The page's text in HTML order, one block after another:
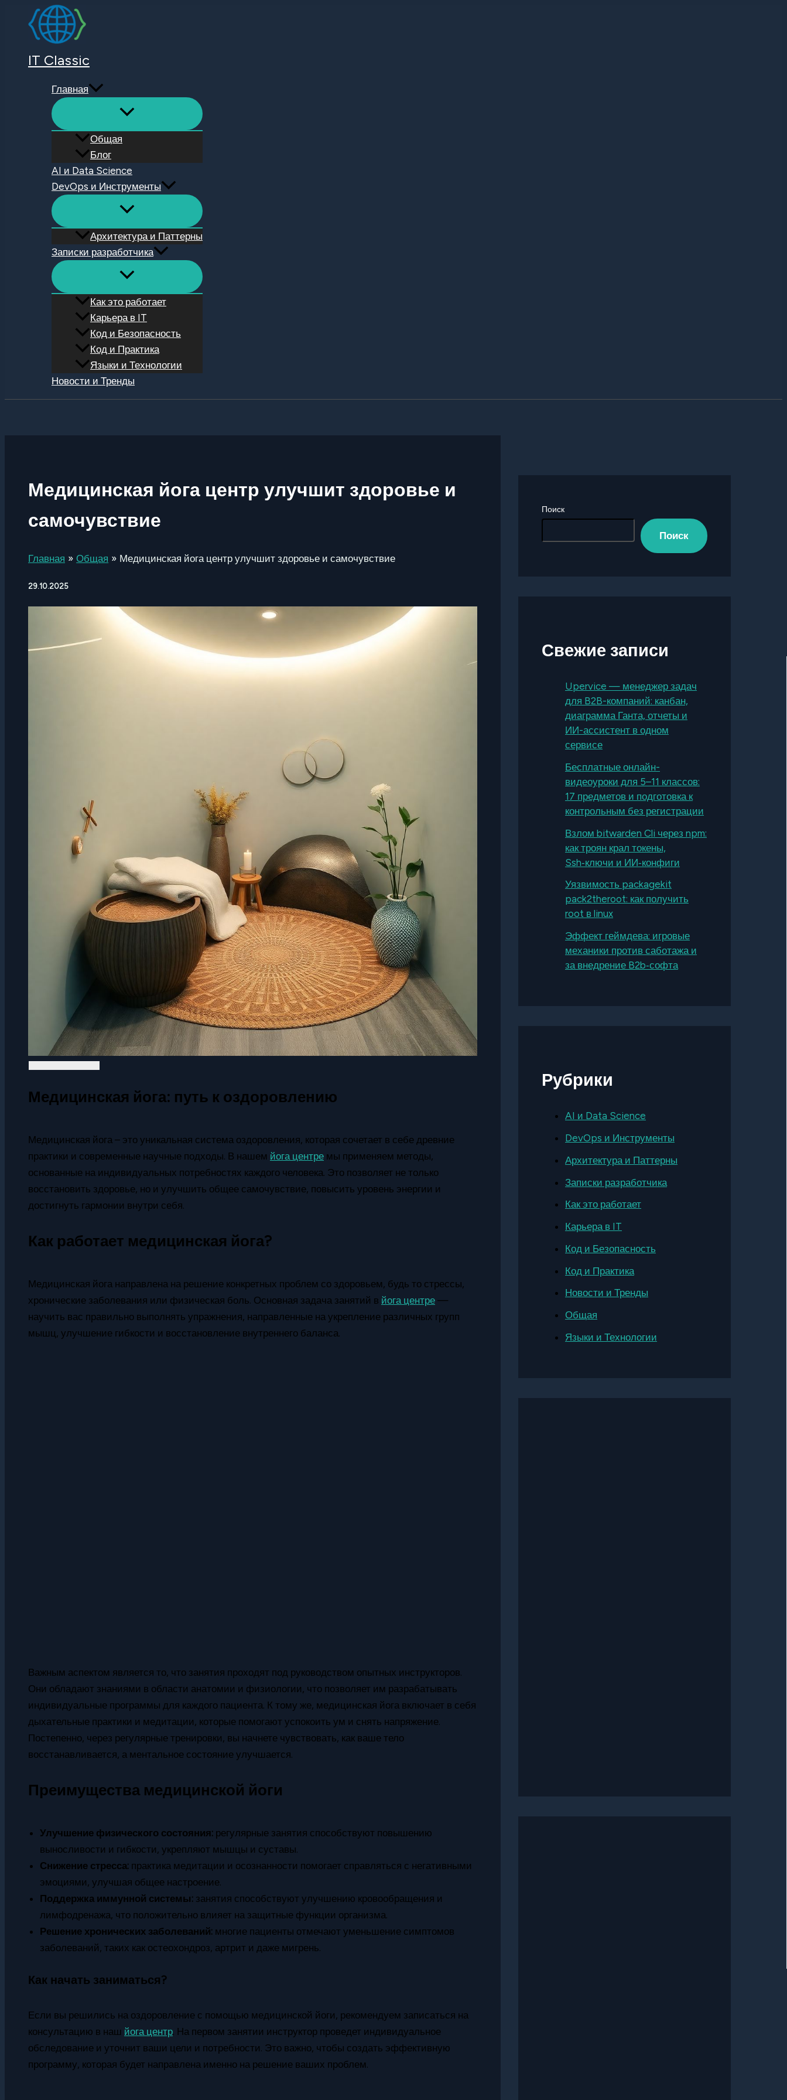
Перейти
содержимому
IT Classic
Главная
Общая
Блог
AI и Data Science
DevOps и Инструменты
Архитектура и Паттерны
Записки разработчика
Как это работает
Карьера в IT
Код и Безопасность
Код и Практика
Языки и Технологии
Новости и Тренды
Медицинская йога центр улучшит здоровье и
самочувствие
Главная Общая Медицинская йога центр улучшит здоровье и самочувствие
29.10.2025
Медицинская йога: путь к оздоровлению
Медицинская йога – это уникальная система оздоровления, которая сочетает в себе древние
практики и современные научные подходы. В нашем йога центре мы применяем методы,
основанные на индивидуальных потребностях каждого человека. Это позволяет не только
восстановить здоровье, но и улучшить общее самочувствие, повысить уровень энергии и
достигнуть гармонии внутри себя.
Как работает медицинская йога?
Медицинская йога направлена на решение конкретных проблем со здоровьем, будь то стрессы,
хронические заболевания или физическая боль. Основная задача занятий в йога центре —
научить вас правильно выполнять упражнения, направленные на укрепление различных групп
мышц, улучшение гибкости и восстановление внутреннего баланса.
Важным аспектом является то, что занятия проходят под руководством опытных инструкторов.
Они обладают знаниями в области анатомии и физиологии, что позволяет им разрабатывать
индивидуальные программы для каждого пациента. К тому же, медицинская йога включает в себя
дыхательные практики и медитации, которые помогают успокоить ум и снять напряжение.
Постепенно, через регулярные тренировки, вы начнете чувствовать, как ваше тело
восстанавливается, а ментальное состояние улучшается.
Преимущества медицинской йоги
Улучшение физического состояния: регулярные занятия способствуют повышению
выносливости и гибкости, укрепляют мышцы и суставы.
Снижение стресса: практика медитации и осознанности помогает справляться с негативными
эмоциями, улучшая общее настроение.
Поддержка иммунной системы: занятия способствуют улучшению кровообращения и
лимфодренажа, что положительно влияет на защитные функции организма.
Решение хронических заболеваний: многие пациенты отмечают уменьшение симптомов
заболеваний, таких как остеохондроз, артрит и даже мигрень.
Как начать заниматься?
Если вы решились на оздоровление с помощью медицинской йоги, рекомендуем записаться на
консультацию в наш йога центр. На первом занятии инструктор проведет индивидуальное
обследование и уточнит ваши цели и потребности. Это важно, чтобы создать эффективную
программу, которая будет направлена именно на решение ваших проблем.
Поиск
Поиск
Свежие записи
Upervice — менеджер задач
для B2B-компаний: канбан,
диаграмма Ганта, отчеты и
ИИ-ассистент в одном
сервисе
Бесплатные онлайн-
видеоуроки для 5–11 классов:
17 предметов и подготовка к
контрольным без регистрации
Взлом bitwarden Cli через npm:
как троян крал токены,
Ssh‑ключи и ИИ‑конфиги
Уязвимость packagekit
pack2theroot: как получить
root в linux
Эффект геймдева: игровые
механики против саботажа и
за внедрение B2b‑софта
Рубрики
AI и Data Science
DevOps и Инструменты
Архитектура и Паттерны
Записки разработчика
Как это работает
Карьера в IT
Код и Безопасность
Код и Практика
Новости и Тренды
Общая
Языки и Технологии